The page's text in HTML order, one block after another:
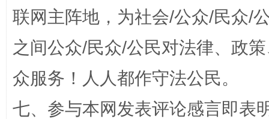
联网主阵地，为社会/公众/民众/
之间公众/民众/公民对法律、政
众服务！人人都作守法公民。
七、参与本网发表评论感言即表